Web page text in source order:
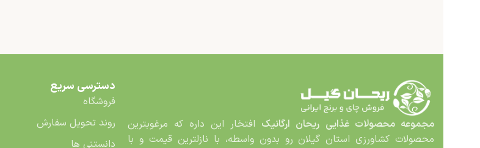
مجموعه محصولات غذایی ریحان ارگانیک افتخار این داره که مرغوب­ترین
محصولات کشاورزی استان گیلان رو بدون واسطه، با نازلترین قیمت و با
دسترسی سریع
فروشگاه
روند تحویل سفارش
دانستنی ها